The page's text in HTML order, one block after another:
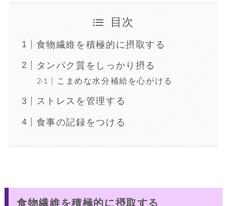
目次
食物繊維を積極的に摂取する
タンパク質をしっかり摂る
こまめな水分補給を心がける
ストレスを管理する
食事の記録をつける
食物繊維を積極的に摂取する